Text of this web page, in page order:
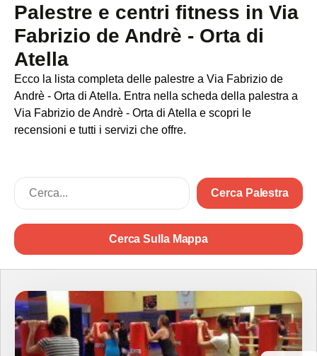
Palestre e centri fitness in Via
Fabrizio de Andrè - Orta di
Atella
Ecco la lista completa delle palestre a Via Fabrizio de
Andrè - Orta di Atella. Entra nella scheda della palestra a
Via Fabrizio de Andrè - Orta di Atella e scopri le
recensioni e tutti i servizi che offre.
Cerca Palestra
Cerca Sulla Mappa